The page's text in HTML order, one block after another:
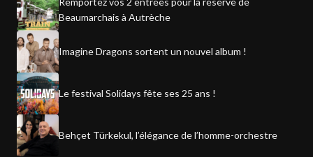
Beaumarchais à Autrèche
Imagine Dragons sortent un nouvel album !
Le festival Solidays fête ses 25 ans !
Behçet Türkekul, l’élégance de l’homme-orchestre